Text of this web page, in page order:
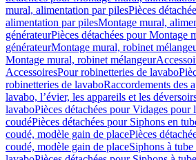
mural, alimentation par pilesPièces
alimentation par pilesMontage mural,
générateurPièces détachées pour Montage
générateurMontage mural, robinet
Montage mural, robinet mélangeur
AccessoiresPour robinetteries de lavabo
robinetteries de lavaboRaccordements des
lavabo, l’évier, les appareils et les
lavaboPièces détachées pour Vidages pour
coudéPièces détachées pour Siphons en
coudé, modèle gain de placePièces
coudé, modèle gain de placeSiphons à